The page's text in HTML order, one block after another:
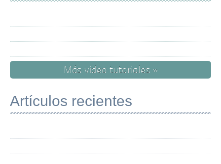
Más video tutoriales »
Artículos recientes